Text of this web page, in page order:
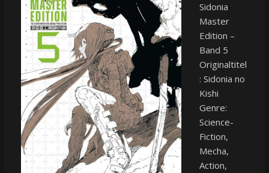
Sidonia
Master
Edition –
Band 5
Originaltitel
: Sidonia no
Kishi
Genre:
Science-
Fiction,
Mecha,
Action,